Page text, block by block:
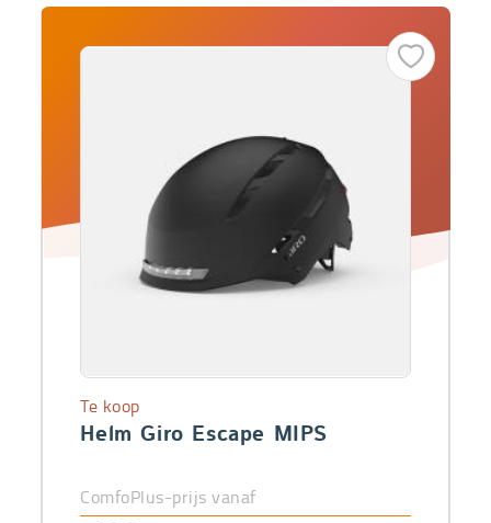
Helm Giro Escape MIPS
Te koop
ComfoPlus-prijs vanaf